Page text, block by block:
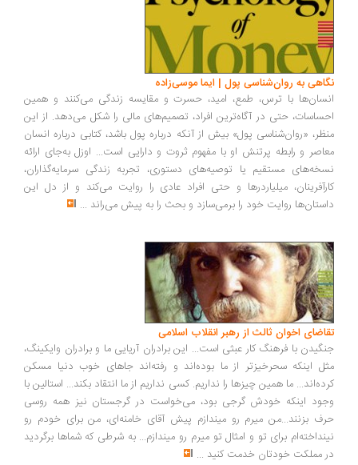
به روان‌شناسی پول | ایما موسی‌زاده
با ترس، طمع، امید، حسرت و مقایسه زندگی می‌کنند و همین
حتی در آگاه‌ترین افراد، تصمیم‌های مالی را شکل می‌دهد. از این
«روان‌شناسی پول» بیش از آنکه درباره پول باشد، کتابی درباره انسان
و رابطه پرتنش او با مفهوم ثروت و دارایی است... اوزل به‌جای ارائه
مستقیم یا توصیه‌های دستوری، تجربه زندگی سرمایه‌گذاران،
میلیاردرها و حتی افراد عادی را روایت می‌کند و از دل این
روایت خود را برمی‌سازد و بحث را به پیش می‌راند ...
اخوان ثالث از رهبر انقلاب اسلامی
با فرهنگ کار عبثی است... این برادران آریایی ما و برادران وایکینگ،
اینکه سحرخیزتر از ما بوده‌اند و رفته‌اند جاهای خوب دنیا مسکن
ما همین چیزها را نداریم. کسی نداریم از ما انتقاد بکند... استالین با
اینکه خودش گرجی بود، می‌خواست در گرجستان نیز همه روسی
بزنند...من میرم رو میندازم پیش آقای خامنه‌ای، من برای خودم رو
برای تو و امثال تو میرم رو میندازم... به شرطی که شماها برگردید
مملکت خودتان خدمت کنید...